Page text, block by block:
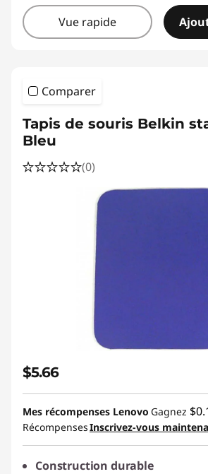
Vue rapide
Comparer
Tapis de souris Belkin
Bleu
(0)
$5.66
Mes récompenses Lenovo Gagnez
RécompensesInscrivez-vous
Construction durable